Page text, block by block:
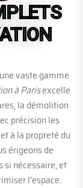
vaste gamme
à Parisexcelle
la démolition
précision les
à la propreté du
érigeons de
si nécessaire, et
l’espace.